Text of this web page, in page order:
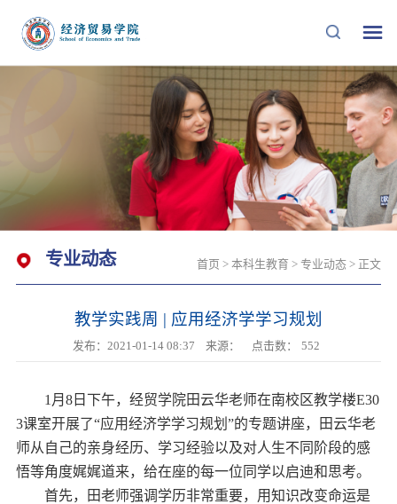
专业动态 首页 >本科生教育 >专业动态 > 正文
教学实践周 | 应用经济学学习规划
发布：2021-01-14 08:37 来源： 点击数： 552
1 月 8日下午，经贸学院田云华老师在南校区教学楼E30
3课室开展了“应用经济学学习规划 ”的专题讲座，田云华老
师从自己的亲身经历、学习经验以及对人生不同阶段的感
悟等角度娓娓道来，给在座的每一位同学以启迪和思考。
首先，田老师强调学历非常重要，用知识改变命运是